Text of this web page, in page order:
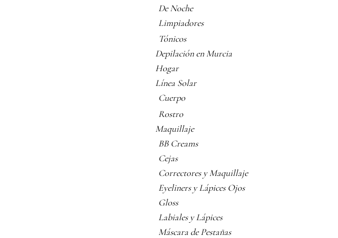
De Noche
Limpiadores
Tónicos
Depilación en Murcia
Hogar
Línea Solar
Cuerpo
Rostro
Maquillaje
BB Creams
Cejas
Correctores y Maquillaje
Eyeliners y Lápices Ojos
Gloss
Labiales y Lápices
Máscara de Pestañas